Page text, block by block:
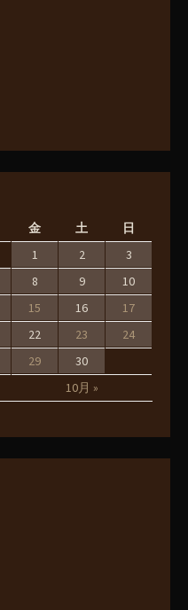
金 土 日
10月 »
1 2
3
8 9
10
15 16
17
22 23
24
29 30